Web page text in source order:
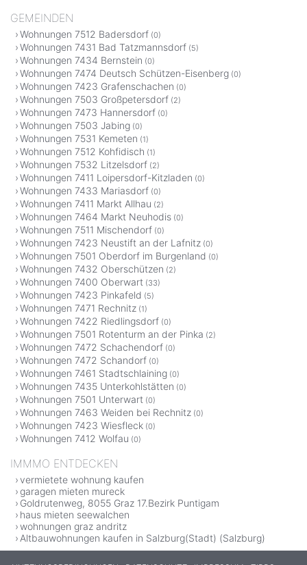
GEMEINDEN
Wohnungen 7512 Badersdorf (0)
Wohnungen 7431 Bad Tatzmannsdorf (5)
Wohnungen 7434 Bernstein (0)
Wohnungen 7474 Deutsch Schützen-Eisenberg (0)
Wohnungen 7423 Grafenschachen (0)
Wohnungen 7503 Großpetersdorf (2)
Wohnungen 7473 Hannersdorf (0)
Wohnungen 7503 Jabing (0)
Wohnungen 7531 Kemeten (1)
Wohnungen 7512 Kohfidisch (1)
Wohnungen 7532 Litzelsdorf (2)
Wohnungen 7411 Loipersdorf-Kitzladen (0)
Wohnungen 7433 Mariasdorf (0)
Wohnungen 7411 Markt Allhau (2)
Wohnungen 7464 Markt Neuhodis (0)
Wohnungen 7511 Mischendorf (0)
Wohnungen 7423 Neustift an der Lafnitz (0)
Wohnungen 7501 Oberdorf im Burgenland (0)
Wohnungen 7432 Oberschützen (2)
Wohnungen 7400 Oberwart (33)
Wohnungen 7423 Pinkafeld (5)
Wohnungen 7471 Rechnitz (1)
Wohnungen 7422 Riedlingsdorf (0)
Wohnungen 7501 Rotenturm an der Pinka (2)
Wohnungen 7472 Schachendorf (0)
Wohnungen 7472 Schandorf (0)
Wohnungen 7461 Stadtschlaining (0)
Wohnungen 7435 Unterkohlstätten (0)
Wohnungen 7501 Unterwart (0)
Wohnungen 7463 Weiden bei Rechnitz (0)
Wohnungen 7423 Wiesfleck (0)
Wohnungen 7412 Wolfau (0)
IMMMO ENTDECKEN
vermietete wohnung kaufen
garagen mieten mureck
Goldrutenweg, 8055 Graz 17.Bezirk Puntigam
haus mieten seewalchen
wohnungen graz andritz
Altbauwohnungen kaufen in Salzburg(Stadt) (Salzburg)